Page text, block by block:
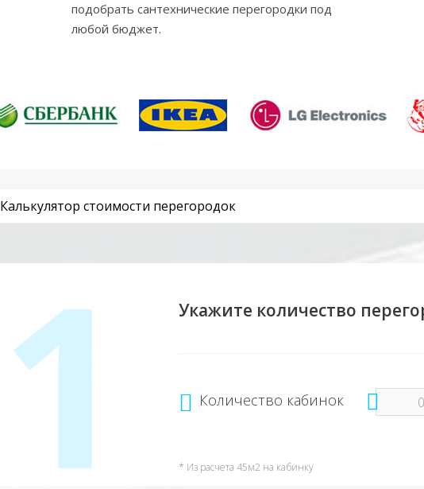
подобрать сантехнические перегородки под
любой бюджет.
Калькулятор стоимости перегородок
Укажите количество
Количество кабинок
* Из расчета 45м2 на кабинку